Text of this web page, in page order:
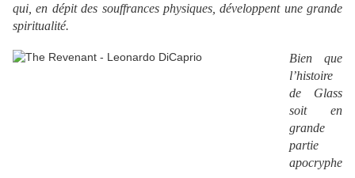
qui, en dépit des souffrances physiques, développent une grande
spiritualité.
Bien que
l’histoire
de Glass
soit en
grande
partie
apocryphe